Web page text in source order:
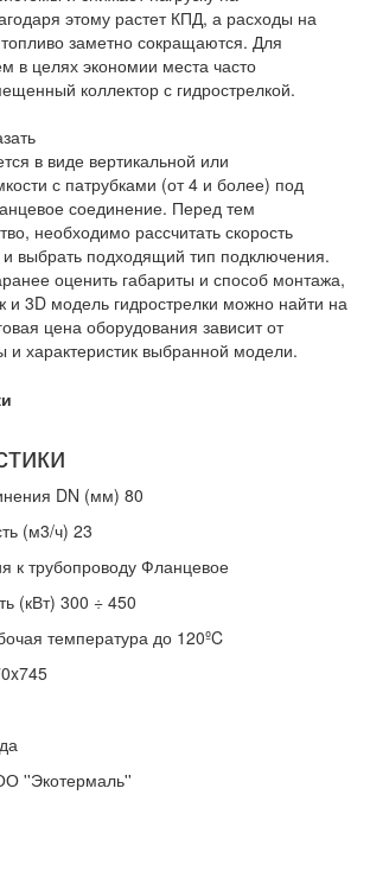
этому растет КПД, а расходы на
заметно сокращаются. Для
в целях экономии места часто
коллектор с гидрострелкой.
в виде вертикальной или
с патрубками (от 4 и более) под
соединение. Перед тем
необходимо рассчитать скорость
и выбрать подходящий тип подключения.
оценить габариты и способ монтажа,
и 3D модель гидрострелки можно найти на
цена оборудования зависит от
характеристик выбранной модели.
DN (мм) 80
(м3/ч) 23
к трубопроводу Фланцевое
(кВт) 300 ÷ 450
температура до 120ºC
''Экотермаль''